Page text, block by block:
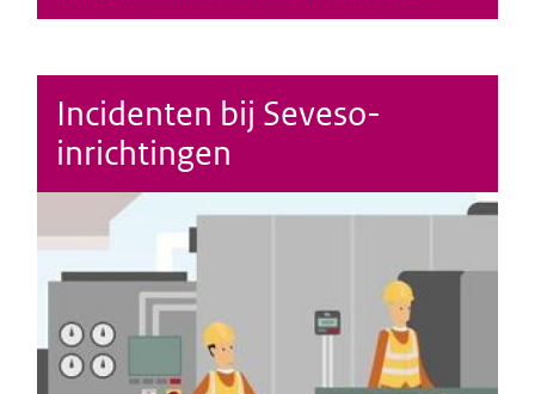
Incidenten bij Seveso-
inrichtingen